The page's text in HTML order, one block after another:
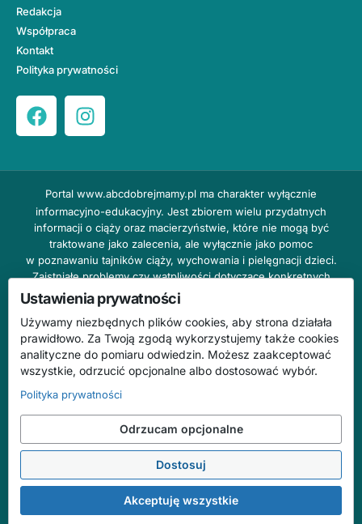
Redakcja
Współpraca
Kontakt
Polityka prywatności
Portal www.abcdobrejmamy.pl ma charakter wyłącznie
informacyjno-edukacyjny. Jest zbiorem wielu przydatnych
informacji o ciąży oraz macierzyństwie, które nie mogą być
traktowane jako zalecenia, ale wyłącznie jako pomoc
w poznawaniu tajników ciąży, wychowania i pielęgnacji dzieci.
Zaistniałe problemy czy wątpliwości dotyczące konkretnych
przypadków należy bezzwłocznie konsultować z prowadzącym
lekarzem ginekologiem lub innym stosownym specjalistą w danej
dziedzinie. DOBRY DOM nie odpowiada za treść reklam,
nie ponosi również żadnych konsekwencji prawnych ani
odpowiedzialności za następstwa mogące wyniknąć na skutek
zastosowania podanych informacji bez wcześniejszej konsultacji
Na stronie abcdobrejmamy.pl mogą występować wpisy
o charakterze reklamowym.
© 2026 ABC Dobrej Mamy. Wszelkie prawa zastrzeżone.
ze specjalistą.
Ustawienia prywatności
Używamy niezbędnych plików cookies, aby strona działała
prawidłowo. Za Twoją zgodą wykorzystujemy także cookies
analityczne do pomiaru odwiedzin. Możesz zaakceptować
wszystkie, odrzucić opcjonalne albo dostosować wybór.
Polityka prywatności
Odrzucam opcjonalne
Dostosuj
Akceptuję wszystkie